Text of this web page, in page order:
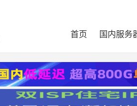
首页 国内服务